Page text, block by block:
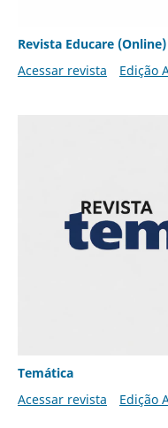
Revista Educare (Online)
Acessar revista
Edição
Temática
Acessar revista
Edição